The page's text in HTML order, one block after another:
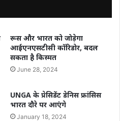
रूस और भारत को जोड़ेगा
आईएनएसटीसी कॉरिडोर, बदल
सकता है किस्मत
June 28, 2024
UNGA के प्रेसिडेंट डेनिस फ्रांसिस
भारत दौरे पर आएंगे
January 18, 2024